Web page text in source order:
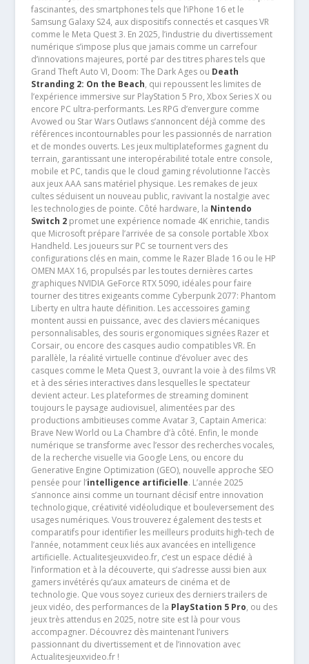
fascinantes, des smartphones tels que l’iPhone 16 et le
Samsung Galaxy S24, aux dispositifs connectés et casques VR
comme le Meta Quest 3. En 2025, l’industrie du divertissement
numérique s’impose plus que jamais comme un carrefour
d’innovations majeures, porté par des titres phares tels que
Grand Theft Auto VI, Doom: The Dark Ages ou Death
Stranding 2: On the Beach, qui repoussent les limites de
l’expérience immersive sur PlayStation 5 Pro, Xbox Series X ou
encore PC ultra-performants. Les RPG d’envergure comme
Avowed ou Star Wars Outlaws s’annoncent déjà comme des
références incontournables pour les passionnés de narration
et de mondes ouverts. Les jeux multiplateformes gagnent du
terrain, garantissant une interopérabilité totale entre console,
mobile et PC, tandis que le cloud gaming révolutionne l’accès
aux jeux AAA sans matériel physique. Les remakes de jeux
cultes séduisent un nouveau public, ravivant la nostalgie avec
les technologies de pointe. Côté hardware, la Nintendo
Switch 2promet une expérience nomade 4K enrichie, tandis
que Microsoft prépare l’arrivée de sa console portable Xbox
Handheld. Les joueurs sur PC se tournent vers des
configurations clés en main, comme le Razer Blade 16 ou le HP
OMEN MAX 16, propulsés par les toutes dernières cartes
graphiques NVIDIA GeForce RTX 5090, idéales pour faire
tourner des titres exigeants comme Cyberpunk 2077: Phantom
Liberty en ultra haute définition. Les accessoires gaming
montent aussi en puissance, avec des claviers mécaniques
personnalisables, des souris ergonomiques signées Razer et
Corsair, ou encore des casques audio compatibles VR. En
parallèle, la réalité virtuelle continue d’évoluer avec des
casques comme le Meta Quest 3, ouvrant la voie à des films VR
et à des séries interactives dans lesquelles le spectateur
devient acteur. Les plateformes de streaming dominent
toujours le paysage audiovisuel, alimentées par des
productions ambitieuses comme Avatar 3, Captain America:
Brave New World ou La Chambre d’à côté. Enfin, le monde
numérique se transforme avec l’essor des recherches vocales,
de la recherche visuelle via Google Lens, ou encore du
Generative Engine Optimization (GEO), nouvelle approche SEO
pensée pour l’intelligence artificielle. L’année 2025
s’annonce ainsi comme un tournant décisif entre innovation
technologique, créativité vidéoludique et bouleversement des
usages numériques. Vous trouverez également des tests et
comparatifs pour identifier les meilleurs produits high-tech de
l’année, notamment ceux liés aux avancées en intelligence
artificielle. Actualitesjeuxvideo.fr, c’est un espace dédié à
l’information et à la découverte, qui s’adresse aussi bien aux
gamers invétérés qu’aux amateurs de cinéma et de
technologie. Que vous soyez curieux des derniers trailers de
jeux vidéo, des performances de la PlayStation 5 Pro, ou des
jeux très attendus en 2025, notre site est là pour vous
accompagner. Découvrez dès maintenant l’univers
passionnant du divertissement et de l’innovation avec
Actualitesjeuxvideo.fr !